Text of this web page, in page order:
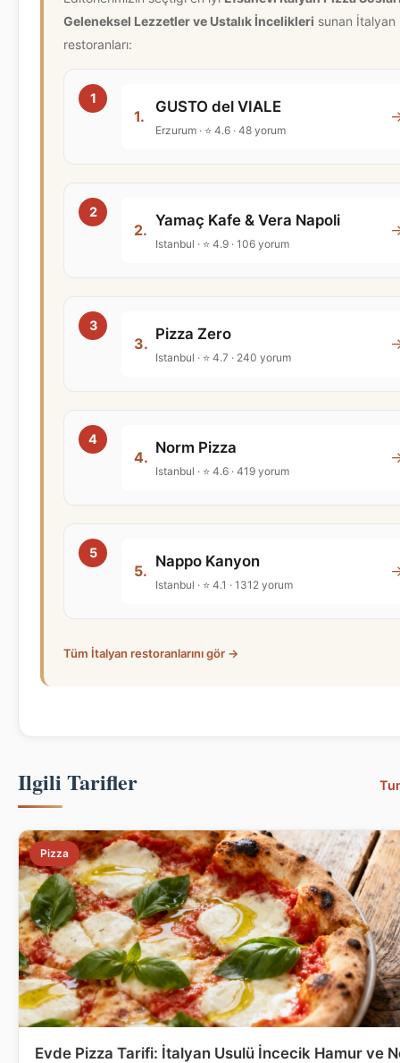
Geleneksel Lezzetler ve Ustalık İncelikleri sunan İtalyan
restoranları:
1.
GUSTO del VIALE
Erzurum · ⭐ 4.6 · 48 yorum
2.
Yamaç Kafe & Vera Napoli
Istanbul · ⭐ 4.9 · 106 yorum
3.
Pizza Zero
Istanbul · ⭐ 4.7 · 240 yorum
4.
Norm Pizza
Istanbul · ⭐ 4.6 · 419 yorum
5.
Nappo Kanyon
Istanbul · ⭐ 4.1 · 1312 yorum
Tüm İtalyan restoranlarını gör →
Ilgili Tarifler
Pizza
Evde Pizza Tarifi: İtalyan Usulü İncecik Hamur ve